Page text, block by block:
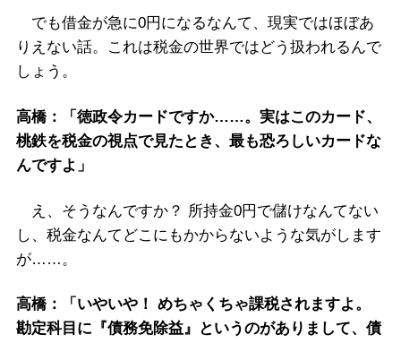
でも借金が急に0円になるなんて、現実ではほぼあ
りえない話。これは税金の世界ではどう扱われるんで
しょう。
高橋：「徳政令カードですか……。実はこのカード、
桃鉄を税金の視点で見たとき、最も恐ろしいカードな
んですよ」
え、そうなんですか？ 所持金0円で儲けなんてない
し、税金なんてどこにもかからないような気がします
が……。
高橋：「いやいや！ めちゃくちゃ課税されますよ。
勘定科目に『債務免除益』というのがありまして、債